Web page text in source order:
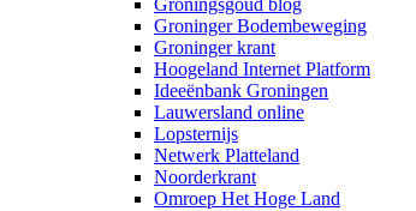
Groningsgoud blog
Groninger Bodembeweging
Groninger krant
Hoogeland Internet Platform
Ideeënbank Groningen
Lauwersland online
Lopsternijs
Netwerk Platteland
Noorderkrant
Omroep Het Hoge Land